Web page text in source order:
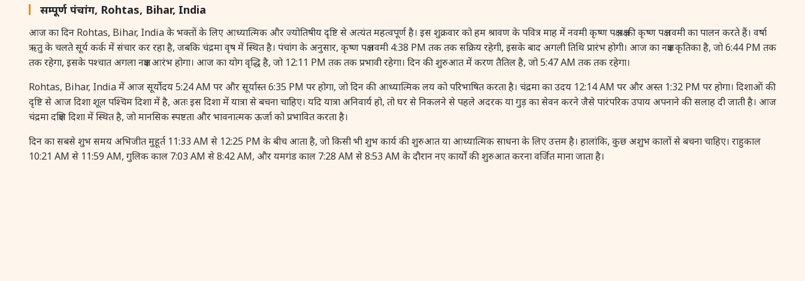
15 August, 2026 Independence Day
16 August, 2026
17 August, 2026 Malayalam New Year
17 August, 2026 Nag Pancham *Gujarati
सम्पूर्ण पंचांग, Rohtas, Bihar, India
आज का दिन Rohtas, Bihar, India के भक्तों के लिए आध्यात्मिक और ज्योतिषीय दृष्टि से अत्यंत महत्वपूर्ण है। इस शुक्रवार को हम श्रावण के पवित्र माह में नवमी कृष्ण पक्ष पक्ष की कृष्ण पक्ष नवमी का पालन करते हैं। वर्षा
ऋतु के चलते सूर्य कर्क में संचार कर रहा है, जबकि चंद्रमा वृष में स्थित है। पंचांग के अनुसार, कृष्ण पक्ष नवमी 4:38 PM तक तक सक्रिय रहेगी, इसके बाद अगली तिथि प्रारंभ होगी। आज का नक्षत्र कृतिका है, जो 6:44 PM तक
तक रहेगा, इसके पश्चात अगला नक्षत्र आरंभ होगा। आज का योग वृद्धि है, जो 12:11 PM तक तक प्रभावी रहेगा। दिन की शुरुआत में करण तैतिल है, जो 5:47 AM तक तक रहेगा।
Rohtas, Bihar, India में आज सूर्योदय 5:24 AM पर और सूर्यास्त 6:35 PM पर होगा, जो दिन की आध्यात्मिक लय को परिभाषित करता है। चंद्रमा का उदय 12:14 AM पर और अस्त 1:32 PM पर होगा। दिशाओं की
दृष्टि से आज दिशा शूल पश्चिम दिशा में है, अतः इस दिशा में यात्रा से बचना चाहिए। यदि यात्रा अनिवार्य हो, तो घर से निकलने से पहले अदरक या गुड़ का सेवन करने जैसे पारंपरिक उपाय अपनाने की सलाह दी जाती है। आज
चंद्रमा दक्षिण दिशा में स्थित है, जो मानसिक स्पष्टता और भावनात्मक ऊर्जा को प्रभावित करता है।
दिन का सबसे शुभ समय अभिजीत मुहूर्त 11:33 AM से 12:25 PM के बीच आता है, जो किसी भी शुभ कार्य की शुरुआत या आध्यात्मिक साधना के लिए उत्तम है। हालांकि, कुछ अशुभ कालों से बचना चाहिए। राहुकाल
10:21 AM से 11:59 AM, गुलिक काल 7:03 AM से 8:42 AM, और यमगंड काल 7:28 AM से 8:53 AM के दौरान नए कार्यों की शुरुआत करना वर्जित माना जाता है।